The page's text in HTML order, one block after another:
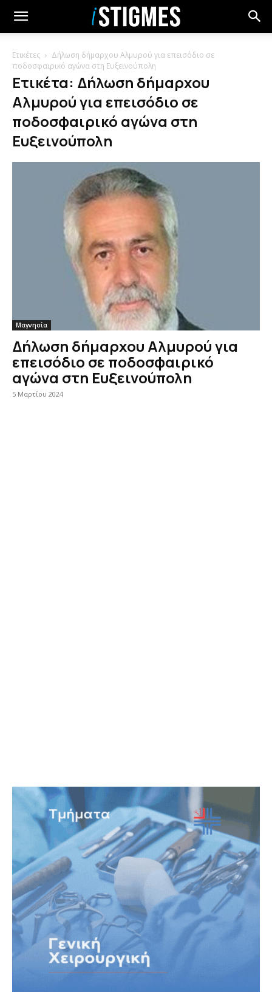
Ετικέτες
Δήλωση δήμαρχου Αλμυρού για επεισόδιο σε
ποδοσφαιρικό αγώνα στη Ευξεινούπολη
Ετικέτα: Δήλωση δήμαρχου
Αλμυρού για επεισόδιο σε
ποδοσφαιρικό αγώνα στη
Ευξεινούπολη
Μαγνησία
Δήλωση δήμαρχου Αλμυρού για
επεισόδιο σε ποδοσφαιρικό
αγώνα στη Ευξεινούπολη
5 Μαρτίου 2024